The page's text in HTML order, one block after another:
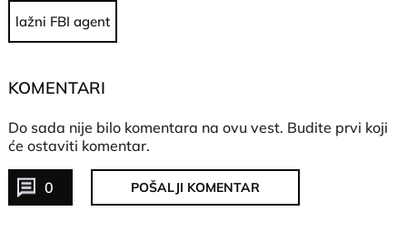
lažni FBI agent
KOMENTARI
Do sada nije bilo komentara na ovu vest. Budite prvi koji
će ostaviti komentar.
0 POŠALJI KOMENTAR